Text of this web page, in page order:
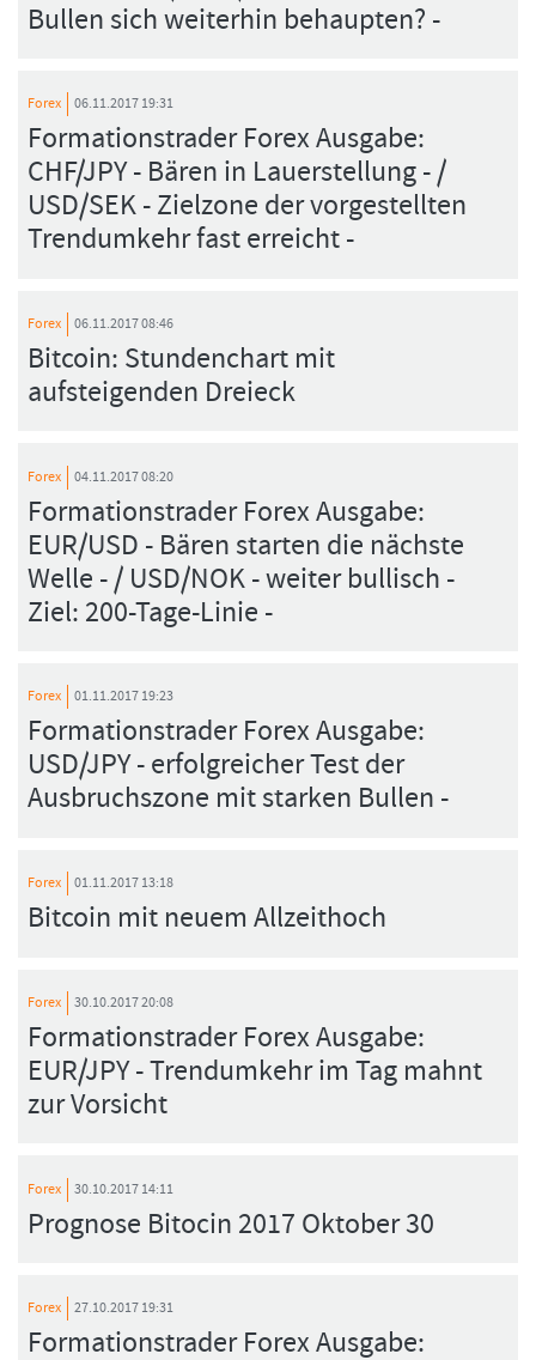
Bullen sich weiterhin behaupten? -
Forex 06.11.2017 19:31
Formationstrader Forex Ausgabe:
CHF/JPY - Bären in Lauerstellung - /
USD/SEK - Zielzone der vorgestellten
Trendumkehr fast erreicht -
Forex 06.11.2017 08:46
Bitcoin: Stundenchart mit
aufsteigenden Dreieck
Forex 04.11.2017 08:20
Formationstrader Forex Ausgabe:
EUR/USD - Bären starten die nächste
Welle - / USD/NOK - weiter bullisch -
Ziel: 200-Tage-Linie -
Forex 01.11.2017 19:23
Formationstrader Forex Ausgabe:
USD/JPY - erfolgreicher Test der
Ausbruchszone mit starken Bullen -
Forex 01.11.2017 13:18
Bitcoin mit neuem Allzeithoch
Forex 30.10.2017 20:08
Formationstrader Forex Ausgabe:
EUR/JPY - Trendumkehr im Tag mahnt
zur Vorsicht
Forex 30.10.2017 14:11
Prognose Bitocin 2017 Oktober 30
Forex 27.10.2017 19:31
Formationstrader Forex Ausgabe: